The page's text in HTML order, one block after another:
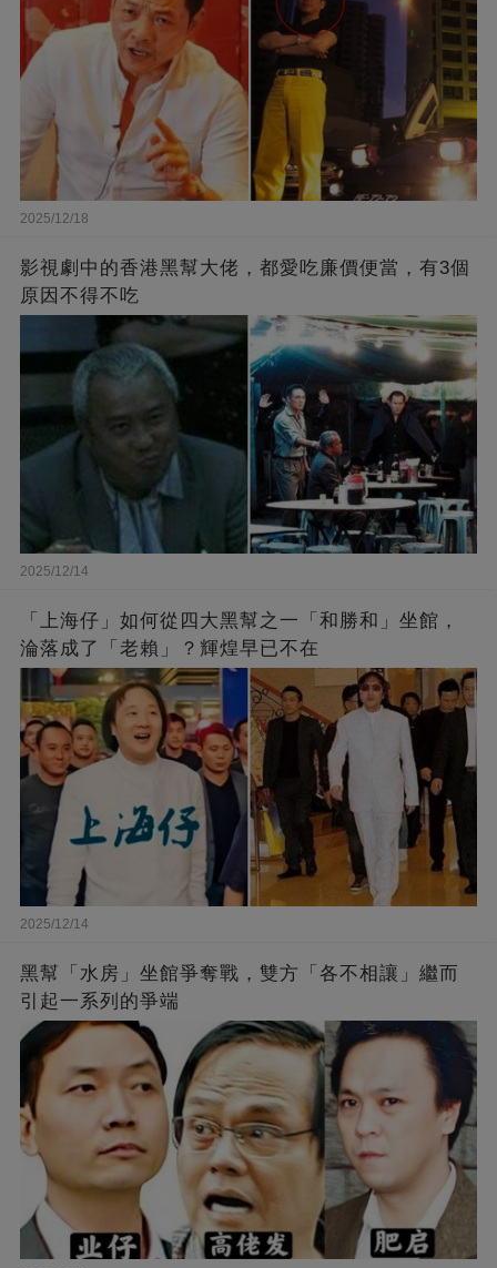
2025/12/18
影視劇中的香港黑幫大佬，都愛吃廉價便當，有3個
原因不得不吃
2025/12/14
「上海仔」如何從四大黑幫之一「和勝和」坐館，
淪落成了「老賴」？輝煌早已不在
2025/12/14
黑幫「水房」坐館爭奪戰，雙方「各不相讓」繼而
引起一系列的爭端